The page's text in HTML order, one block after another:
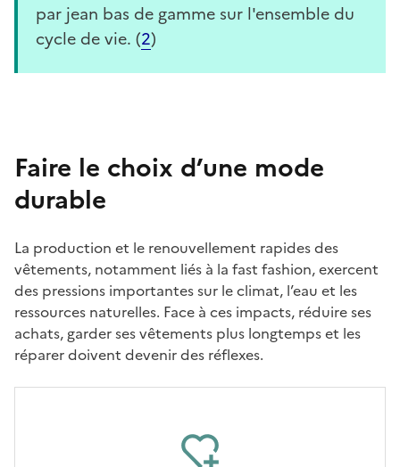
par jean bas de gamme sur l'ensemble du
cycle de vie. (2)
Faire le choix d’une mode
durable
La production et le renouvellement rapides des
vêtements, notamment liés à la fast fashion, exercent
des pressions importantes sur le climat, l’eau et les
ressources naturelles. Face à ces impacts, réduire ses
achats, garder ses vêtements plus longtemps et les
réparer doivent devenir des réflexes.